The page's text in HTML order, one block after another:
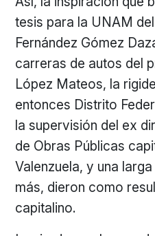
tesis para la UNAM
Fernández Gómez
carreras de autos del
López Mateos, la
entonces Distrito
la supervisión del ex
de Obras Públicas
Valenzuela, y una
más, dieron como
capitalino.